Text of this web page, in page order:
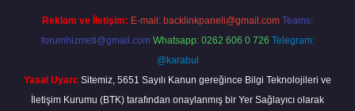
Reklam ve İletişim: E-mail: backlinkpaneli@gmail.com Teams:
forumhizmeti@gmail.com Whatsapp: 0262 606 0 726 Telegram:
@karabul
Yasal Uyarı: Sitemiz, 5651 Sayılı Kanun gereğince Bilgi Teknolojileri ve
İletişim Kurumu (BTK) tarafından onaylanmış bir Yer Sağlayıcı olarak